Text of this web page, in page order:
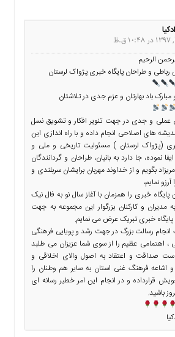
الرحیم
رباطی و طراحان پایگاه خبری پژواک لرستان
باد بهارتان و عزم جدی در تلاشتان
عملی و جدی در جهت تنویر افکار و تشویق نسل
های اصلاحی انجام داده و با راه اندازی این
(پژواک لرستان ) مسئولیت تاریخی و ملی و
نموده، جا دارد به بانیان، طراحان و گردانندگان
بگویم و از خداوند مهربان برایشان سربلندی و
نمایم،
پایگاه خبری را همزمان با آغاز سال نو به فال نیک
مدیران و کارکنان بزرگوار این مجموعه به جهت
پایگاه خبری تبریک عرض می نمایم.
رسالت بزرگ در جهت رشد و پویایی فرهنگی
، اهتمامی عظیم را از سوی شما عزیزان می طلبد
صداقت و اعتقاد به اصول والای اخلاقی و
اشاعه فرهنگ غنی استان به سایر هم وطنان را
قرارداده و در انجام این امر خطیر رسانه ای
باشید.